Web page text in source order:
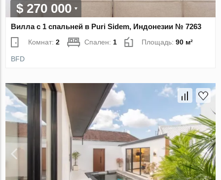
$ 270 000
Вилла с 1 спальней в Puri Sidem, Индонезии № 7263
Комнат:2 Спален: 1 Площадь:90 м²
BFD